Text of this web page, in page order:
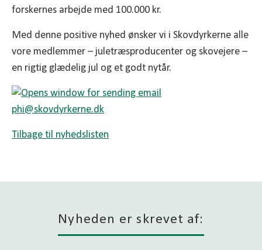
forskernes arbejde med 100.000 kr.
Med denne positive nyhed ønsker vi i Skovdyrkerne alle
vore medlemmer – juletræsproducenter og skovejere –
en rigtig glædelig jul og et godt nytår.
phi@skovdyrkerne.dk
Tilbage til nyhedslisten
Nyheden er skrevet af: